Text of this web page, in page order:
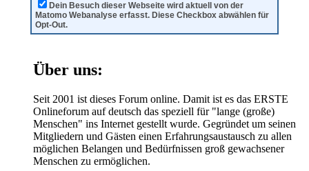
Dein Besuch dieser Webseite wird aktuell von der
Matomo Webanalyse erfasst. Diese Checkbox abwählen für
Opt-Out.
Über uns:
Seit 2001 ist dieses Forum online. Damit ist es das ERSTE
Onlineforum auf deutsch das speziell für "lange (große)
Menschen" ins Internet gestellt wurde. Gegründet um seinen
Mitgliedern und Gästen einen Erfahrungsaustausch zu allen
möglichen Belangen und Bedürfnissen groß gewachsener
Menschen zu ermöglichen.